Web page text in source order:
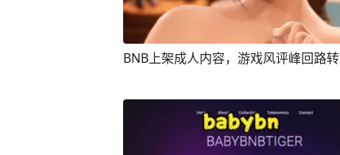
BNB上架成人内容，游戏风评峰回路转